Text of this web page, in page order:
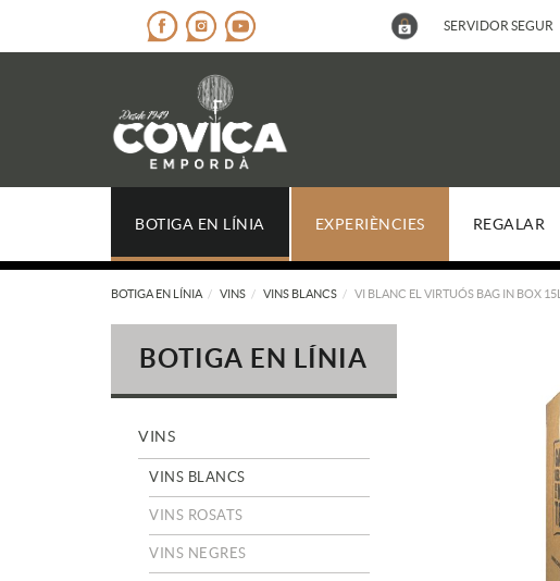
SERVIDOR SEGUR
BOTIGA EN LÍNIA EXPERIÈNCIES REGALAR
BOTIGA EN LÍNIA VINS VINS BLANCS VI BLANC EL VIRTUÓS BAG IN BOX 15L
BOTIGA EN LÍNIA
VINS
VINS BLANCS
VINS ROSATS
VINS NEGRES